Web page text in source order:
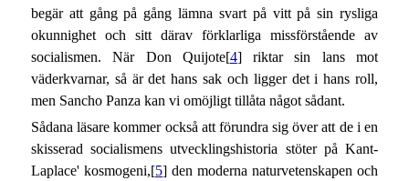
begär att gång på gång lämna svart på vitt på sin rysliga
okunnighet och sitt därav förklarliga missförstående av
socialismen. När Don Quijote[4] riktar sin lans mot
väderkvarnar, så är det hans sak och ligger det i hans roll,
men Sancho Panza kan vi omöjligt tillåta något sådant.
Sådana läsare kommer också att förundra sig över att de i en
skisserad socialismens utvecklingshistoria stöter på Kant-
Laplace' kosmogeni,[5] den moderna naturvetenskapen och